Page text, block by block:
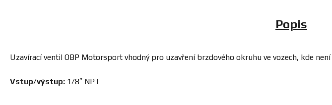
Popis
Uzavírací ventil OBP Motorsport vhodný pro uzavření brzdového okruhu ve vozech, kde
Vstup/výstup: 1/8″ NPT